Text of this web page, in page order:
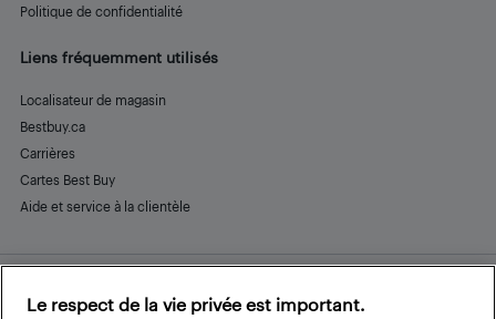
Politique de confidentialité
Liens fréquemment utilisés
Localisateur de magasin
Bestbuy.ca
Carrières
Cartes Best Buy
Aide et service à la clientèle
Restez connecté
Le respect de la vie privée est important.